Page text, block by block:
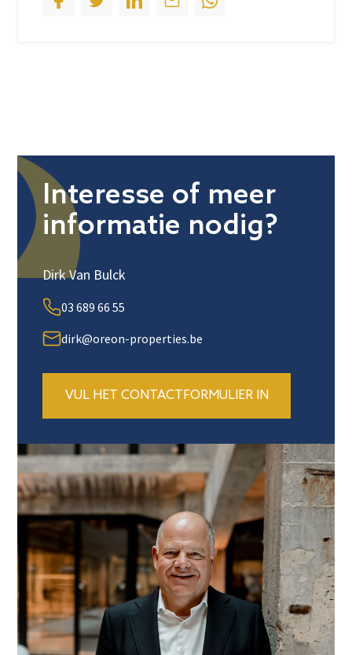
Interesse of meer
informatie nodig?
Dirk Van Bulck
03 689 66 55
dirk@oreon-properties.be
VUL HET CONTACTFORMULIER IN